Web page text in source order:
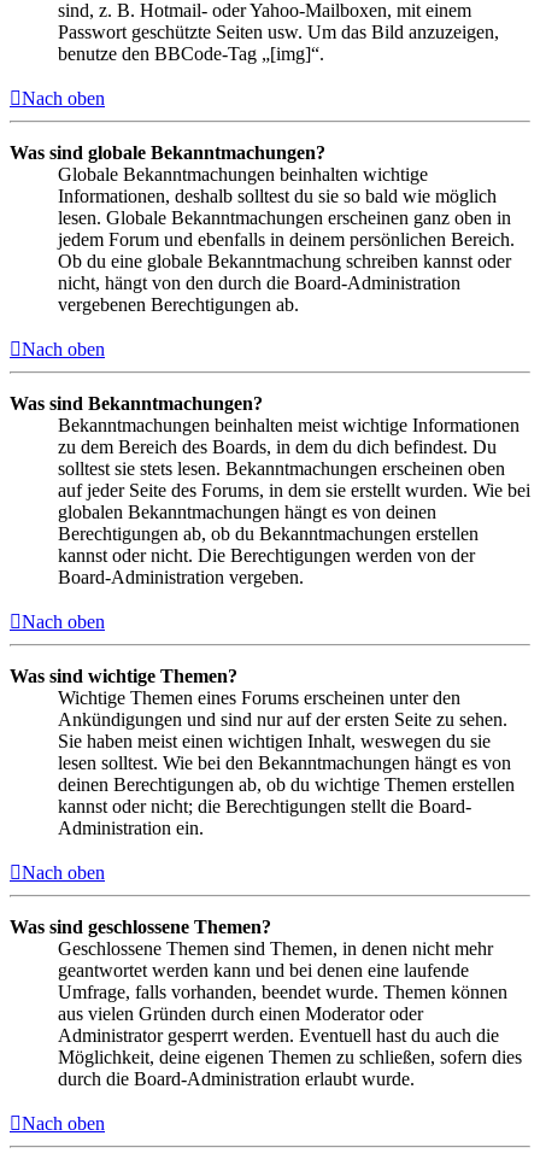
sind, z. B. Hotmail- oder Yahoo-Mailboxen, mit einem
Passwort geschützte Seiten usw. Um das Bild anzuzeigen,
benutze den BBCode-Tag „[img]“.
Nach oben
Was sind globale Bekanntmachungen?
Globale Bekanntmachungen beinhalten wichtige
Informationen, deshalb solltest du sie so bald wie möglich
lesen. Globale Bekanntmachungen erscheinen ganz oben in
jedem Forum und ebenfalls in deinem persönlichen Bereich.
Ob du eine globale Bekanntmachung schreiben kannst oder
nicht, hängt von den durch die Board-Administration
vergebenen Berechtigungen ab.
Nach oben
Was sind Bekanntmachungen?
Bekanntmachungen beinhalten meist wichtige Informationen
zu dem Bereich des Boards, in dem du dich befindest. Du
solltest sie stets lesen. Bekanntmachungen erscheinen oben
auf jeder Seite des Forums, in dem sie erstellt wurden. Wie bei
globalen Bekanntmachungen hängt es von deinen
Berechtigungen ab, ob du Bekanntmachungen erstellen
kannst oder nicht. Die Berechtigungen werden von der
Board-Administration vergeben.
Nach oben
Was sind wichtige Themen?
Wichtige Themen eines Forums erscheinen unter den
Ankündigungen und sind nur auf der ersten Seite zu sehen.
Sie haben meist einen wichtigen Inhalt, weswegen du sie
lesen solltest. Wie bei den Bekanntmachungen hängt es von
deinen Berechtigungen ab, ob du wichtige Themen erstellen
kannst oder nicht; die Berechtigungen stellt die Board-
Administration ein.
Nach oben
Was sind geschlossene Themen?
Geschlossene Themen sind Themen, in denen nicht mehr
geantwortet werden kann und bei denen eine laufende
Umfrage, falls vorhanden, beendet wurde. Themen können
aus vielen Gründen durch einen Moderator oder
Administrator gesperrt werden. Eventuell hast du auch die
Möglichkeit, deine eigenen Themen zu schließen, sofern dies
durch die Board-Administration erlaubt wurde.
Nach oben